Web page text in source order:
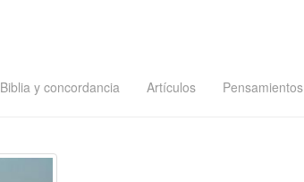
Biblia y concordancia Artículos Pensamientos